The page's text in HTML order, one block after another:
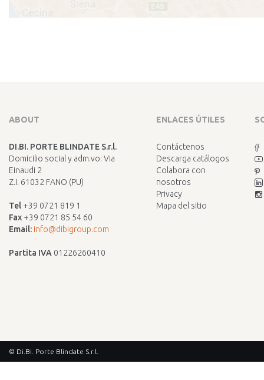
ABOUT
DI.BI. PORTE BLINDATE S.r.l.
Domicilio social y adm.vo: Via
Einaudi 2
Z.I. 61032 FANO (PU)
Tel +39 0721 819 1
Fax +39 0721 85 54 60
Email: info@dibigroup.com
Partita IVA 01226260410
ENLACES ÚTILES
Contáctenos
Descarga catálogos
Colabora con
nosotros
Privacy
Mapa del sitio
© Di.Bi. Porte Blindate S.r.l.